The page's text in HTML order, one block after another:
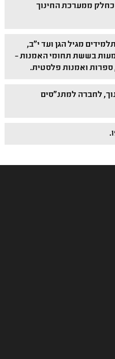
כחלק ממערכת החינוך
מגיל הגן ועד י"ב,
בששת תחומי האמנות –
ספרות ואמנות פלסטית.
לחברה למתנ"סים